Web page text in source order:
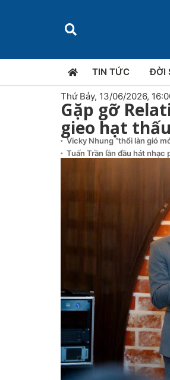
TIN TỨC ĐỜI
Thứ Bảy, 13/06/2026,
Gặp gỡ
gieo hạt
Vicky Nhung “thổi làn gió
Tuấn Trần lần đầu hát nhạc